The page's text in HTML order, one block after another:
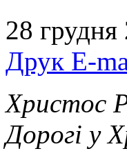
28 грудня
Друк E-
Христос
Дорогі у